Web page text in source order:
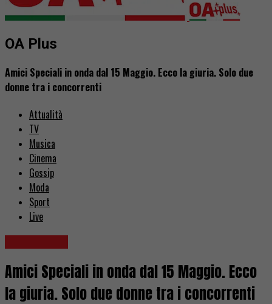
OA Plus
Amici Speciali in onda dal 15 Maggio. Ecco la giuria. Solo due
donne tra i concorrenti
Attualità
TV
Musica
Cinema
Gossip
Moda
Sport
Live
Amici Speciali in onda dal 15 Maggio. Ecco
la giuria. Solo due donne tra i concorrenti